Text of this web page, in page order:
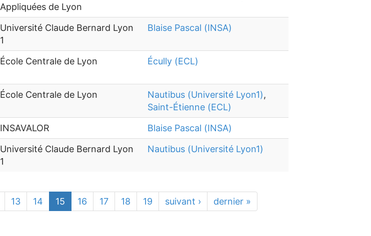
Appliquées de Lyon
Université Claude Bernard Lyon
1
Blaise Pascal (INSA)
École Centrale de Lyon Écully (ECL)
École Centrale de Lyon Nautibus (Université Lyon1),
Saint-Étienne (ECL)
INSAVALOR
Blaise Pascal (INSA)
Université Claude Bernard Lyon
1
Nautibus (Université Lyon1)
13 14 15 16 17 18 19 suivant › dernier »